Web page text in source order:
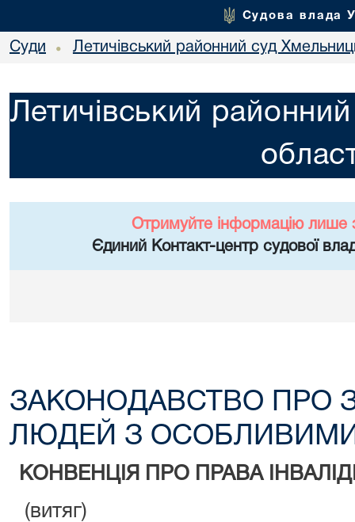
Судова влада
Суди • Летичівський районний суд
Летичівський
Отримуйте інформацію лише
Єдиний Контакт-центр судової
ЗАКОНОДАВСТВО ПРО
ЛЮДЕЙ З
КОНВЕНЦІЯ ПРО ПРАВА
(витяг)